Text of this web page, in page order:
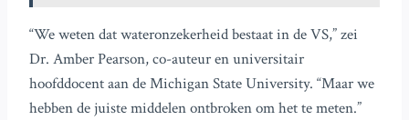
“We weten dat wateronzekerheid bestaat in de VS,” zei
Dr. Amber Pearson, co-auteur en universitair
hoofddocent aan de Michigan State University. “Maar we
hebben de juiste middelen ontbroken om het te meten.”